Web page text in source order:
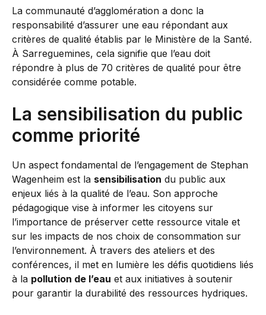
La communauté d’agglomération a donc la
responsabilité d’assurer une eau répondant aux
critères de qualité établis par le Ministère de la Santé.
À Sarreguemines, cela signifie que l’eau doit
répondre à plus de 70 critères de qualité pour être
considérée comme potable.
La sensibilisation du public
comme priorité
Un aspect fondamental de l’engagement de Stephan
Wagenheim est la sensibilisation du public aux
enjeux liés à la qualité de l’eau. Son approche
pédagogique vise à informer les citoyens sur
l’importance de préserver cette ressource vitale et
sur les impacts de nos choix de consommation sur
l’environnement. À travers des ateliers et des
conférences, il met en lumière les défis quotidiens liés
à la pollution de l’eau et aux initiatives à soutenir
pour garantir la durabilité des ressources hydriques.